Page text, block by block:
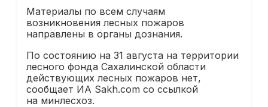
Материалы по всем случаям
возникновения лесных пожаров
направлены в органы дознания.
По состоянию на 31 августа на территории
лесного фонда Сахалинской области
действующих лесных пожаров нет,
сообщает ИА Sakh.com со ссылкой
на минлесхоз.